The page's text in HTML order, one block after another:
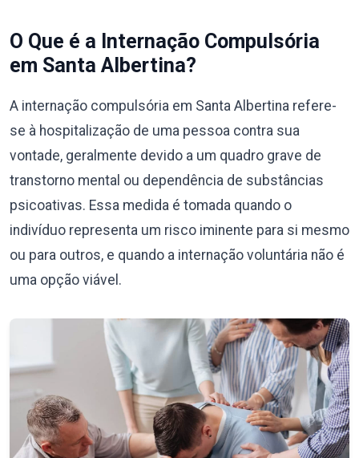
O Que é a Internação Compulsória
em Santa Albertina?
A internação compulsória em Santa Albertina refere-
se à hospitalização de uma pessoa contra sua
vontade, geralmente devido a um quadro grave de
transtorno mental ou dependência de substâncias
psicoativas. Essa medida é tomada quando o
indivíduo representa um risco iminente para si mesmo
ou para outros, e quando a internação voluntária não é
uma opção viável.